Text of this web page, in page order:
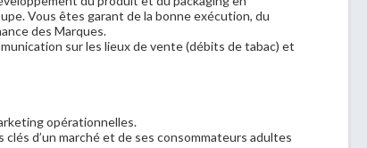
Vous êtes garant de la bonne exécution, du
des Marques.
sur les lieux de vente (débits de tabac) et
opérationnelles.
d’un marché et de ses consommateurs adultes